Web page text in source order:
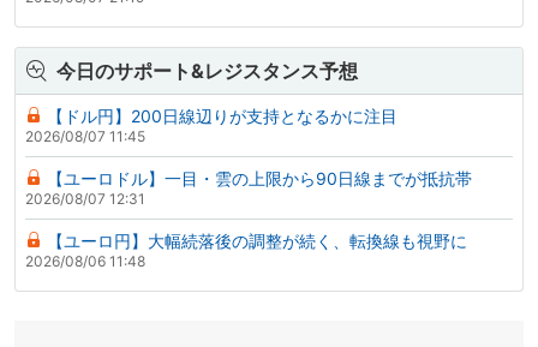
今日のサポート&レジスタンス予想
【ドル円】200日線辺りが支持となるかに注目
2026/08/07 11:45
【ユーロドル】一目・雲の上限から90日線までが抵抗帯
2026/08/07 12:31
【ユーロ円】大幅続落後の調整が続く、転換線も視野に
2026/08/06 11:48